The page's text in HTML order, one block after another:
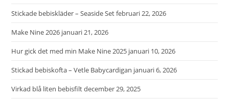
Stickade bebiskläder – Seaside Setfebruari 22, 2026
Make Nine 2026 januari 21, 2026
Hur gick det med min Make Nine 2025 januari 10, 2026
Stickad bebiskofta – Vetle Babycardigan januari 6, 2026
Virkad blå liten bebisfiltdecember 29, 2025